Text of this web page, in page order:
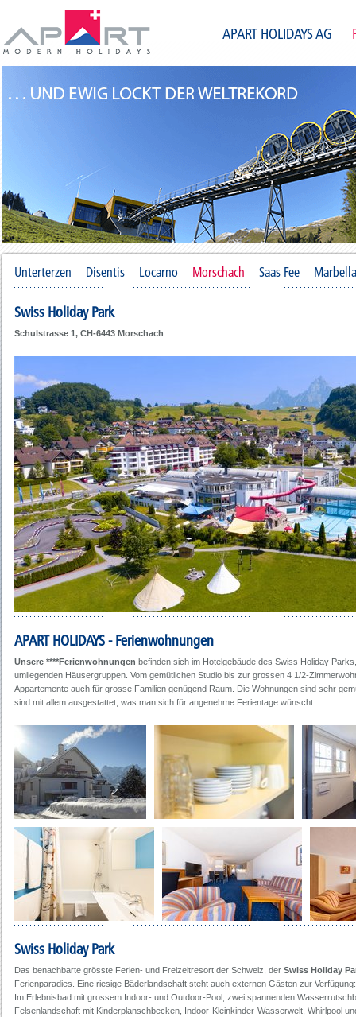
APART HOLIDAYS AG
Unterterzen Disentis Locarno Morschach Saas Fee Marbella
Swiss Holiday Park
Schulstrasse 1, CH-6443 Morschach
APART HOLIDAYS - Ferienwohnungen
Unsere ****Ferienwohnungen befinden sich im Hotelgebäude des Swiss Holiday
umliegenden Häusergruppen. Vom gemütlichen Studio bis zur grossen 4 1/2-
Appartemente auch für grosse Familien genügend Raum. Die Wohnungen sind sehr
sind mit allem ausgestattet, was man sich für angenehme Ferientage wünscht.
Swiss Holiday Park
Das benachbarte grösste Ferien- und Freizeitresort der Schweiz, der Swiss Holiday
Ferienparadies. Eine riesige Bäderlandschaft steht auch externen Gästen zur Verfügung:
Im Erlebnisbad mit grossem Indoor- und Outdoor-Pool, zwei spannenden
Felsenlandschaft mit Kinderplanschbecken, Indoor-Kleinkinder-Wasserwelt, Whirlpool